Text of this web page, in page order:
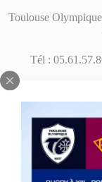
Toulouse
Tél :
PREVIOUS